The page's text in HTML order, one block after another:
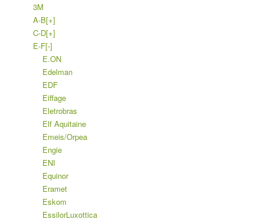
3M
A-B[+]
C-D[+]
E-F[-]
E.ON
Edelman
EDF
Eiffage
Eletrobras
Elf Aquitaine
Emeis/Orpea
Engie
ENI
Equinor
Eramet
Eskom
EssilorLuxottica